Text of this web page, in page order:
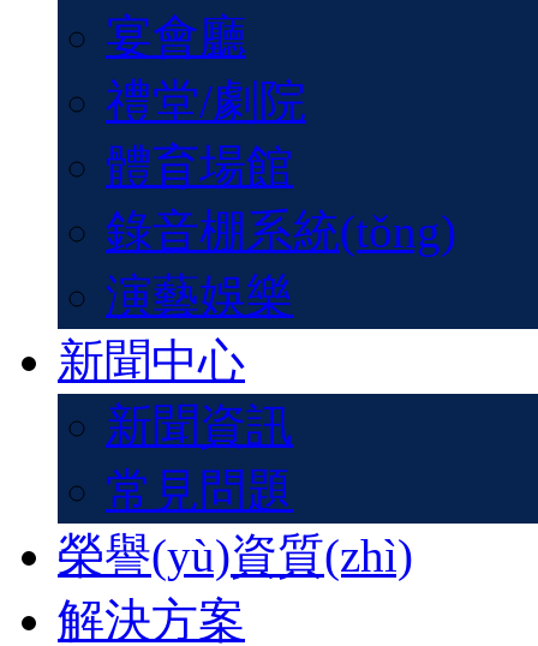
宴會廳
禮堂/劇院
體育場館
錄音棚系統(tǒng)
演藝娛樂
新聞中心
新聞資訊
常見問題
榮譽(yù)資質(zhì)
解決方案